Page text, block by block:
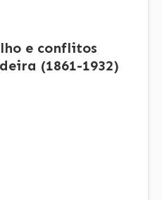
e conflitos
(1861-1932)